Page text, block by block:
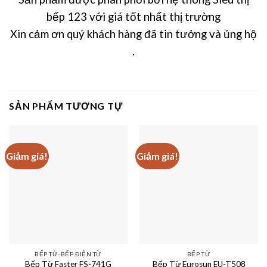
bếp 123 với giá tốt nhất thị trường
Xin cảm ơn quý khách hàng đã tin tưởng và ủng hộ
.
SẢN PHẨM TƯƠNG TỰ
Giảm giá!
BẾP TỪ-BẾP ĐIỆN TỪ
Bếp Từ Faster FS-741G
Giảm giá!
BẾP TỪ
Bếp Từ Eurosun EU-T508